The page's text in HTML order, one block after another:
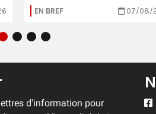
EN BREF 07/08/
d'information pour